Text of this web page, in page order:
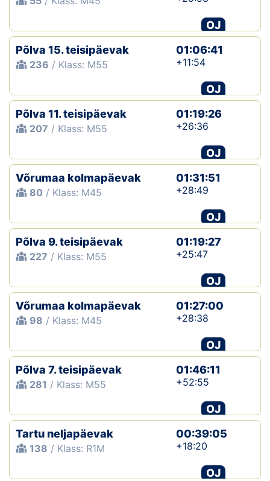
OJ
Põlva 15. teisipäevak
236 / Klass: M55
01:06:41
+11:54
OJ
Põlva 11. teisipäevak
207 / Klass: M55
01:19:26
+26:36
OJ
Võrumaa kolmapäevak
80 / Klass: M45
01:31:51
+28:49
OJ
Põlva 9. teisipäevak
227 / Klass: M55
01:19:27
+25:47
OJ
Võrumaa kolmapäevak
98 / Klass: M45
01:27:00
+28:38
OJ
Põlva 7. teisipäevak
281 / Klass: M55
01:46:11
+52:55
OJ
Tartu neljapäevak
138 / Klass: R1M
00:39:05
+18:20
OJ